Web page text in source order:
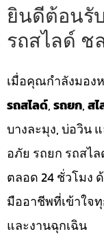
ยินดีต้อนรั
รถสไลด์ ช
เมื่อคุณกำลังมอง
รถสไลด์,รถยก,ส
บางละมุง, บ่อวิน
อภัย รถยก รถสไ
ตลอด 24 ชั่วโมง
มืออาชีพที่เข้าใจ
และงานฉุกเฉิน